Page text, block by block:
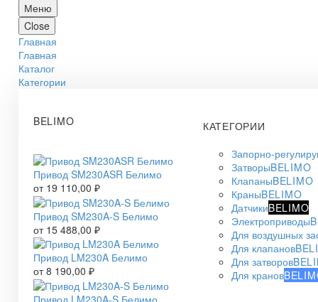
Меню
Close
Главная
Главная
Каталог
Категории
BELIMO
Привод SM230ASR Белимо
от 19 110,00 ₽
Привод SM230A-S Белимо
от 15 488,00 ₽
Привод LM230A Белимо
от8 190,00 ₽
КАТЕГОРИИ
Запорно-
ЗатворыBELIMO
КлапаныBELIMO
КраныBELIMO
ДатчикиBELIMO
Электроприводы
Для воздушных
Для клапанов
Для затворов
Для кранов